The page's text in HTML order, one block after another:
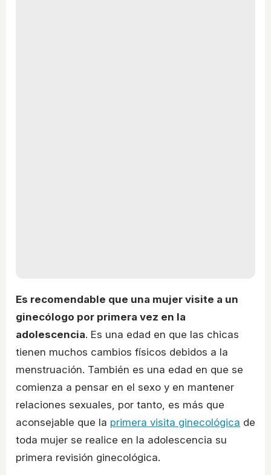
Es recomendable que una mujer visite a un
ginecólogo por primera vez en la
adolescencia. Es una edad en que las chicas
tienen muchos cambios físicos debidos a la
menstruación. También es una edad en que se
comienza a pensar en el sexo y en mantener
relaciones sexuales, por tanto, es más que
aconsejable que la primera visita ginecológica de
toda mujer se realice en la adolescencia su
primera revisión ginecológica.